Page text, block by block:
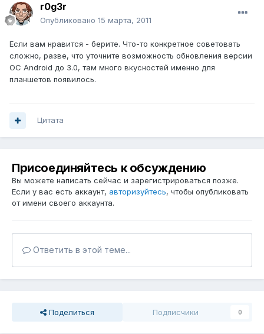
r0g3r
Опубликовано 15 марта, 2011
Если вам нравится - берите. Что-то конкретное советовать
сложно, разве, что уточните возможность обновления версии
ОС Android до 3.0, там много вкусностей именно для
планшетов появилось.
Цитата
Присоединяйтесь к обсуждению
Вы можете написать сейчас и зарегистрироваться позже.
Если у вас есть аккаунт, авторизуйтесь, чтобы опубликовать
от имени своего аккаунта.
Ответить в этой теме...
Поделиться Подписчики 0